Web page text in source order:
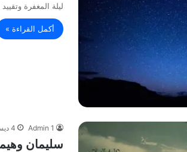
ليلة المغفرة
أكمل القراءة »
Admin 1 4 ديسمبر، 2021
سليمان